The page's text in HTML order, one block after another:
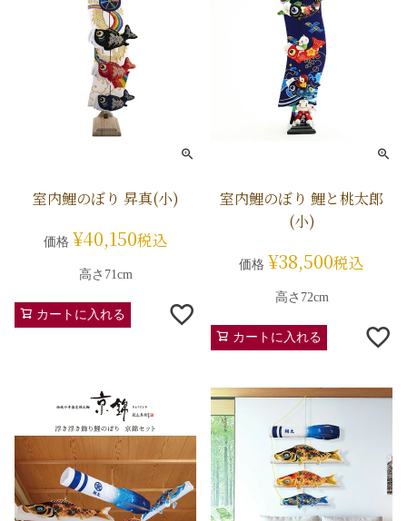
室内鯉のぼり 昇真(小)
価格 ¥40,150税込
高さ71cm
カートに入れる
室内鯉のぼり 鯉と桃太郎
(小)
価格 ¥38,500税込
高さ72cm
カートに入れる